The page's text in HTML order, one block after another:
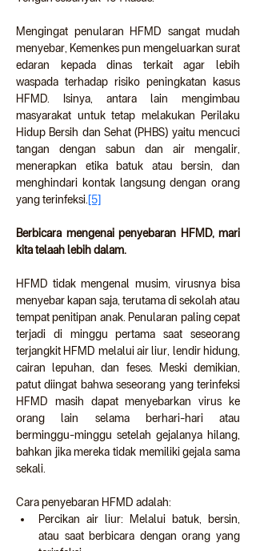
Mengingat penularan HFMD sangat mudah
menyebar, Kemenkes pun mengeluarkan surat
edaran kepada dinas terkait agar lebih
waspada terhadap risiko peningkatan kasus
HFMD. Isinya, antara lain mengimbau
masyarakat untuk tetap melakukan Perilaku
Hidup Bersih dan Sehat (PHBS) yaitu mencuci
tangan dengan sabun dan air mengalir,
menerapkan etika batuk atau bersin, dan
menghindari kontak langsung dengan orang
yang terinfeksi. [5]
Berbicara mengenai penyebaran HFMD, mari
kita telaah lebih dalam.
HFMD tidak mengenal musim, virusnya bisa
menyebar kapan saja, terutama di sekolah atau
tempat penitipan anak. Penularan paling cepat
terjadi di minggu pertama saat seseorang
terjangkit HFMD melalui air liur, lendir hidung,
cairan lepuhan, dan feses. Meski demikian,
patut diingat bahwa seseorang yang terinfeksi
HFMD masih dapat menyebarkan virus ke
orang lain selama berhari-hari atau
berminggu-minggu setelah gejalanya hilang,
bahkan jika mereka tidak memiliki gejala sama
sekali.
Cara penyebaran HFMD adalah:
Percikan air liur: Melalui batuk, bersin,
atau saat berbicara dengan orang yang